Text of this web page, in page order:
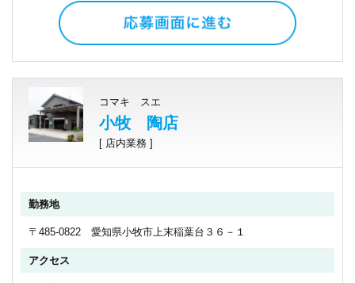
コマキ スエ
小牧 陶店
[ 店内業務 ]
勤務地
〒485-0822 愛知県小牧市上末稲葉台３６－１
アクセス